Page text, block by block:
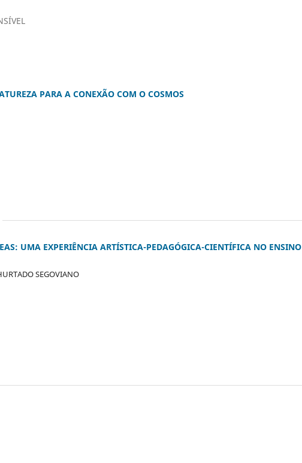
PARA A CONEXÃO COM O COSMOS
UMA EXPERIÊNCIA ARTÍSTICA-PEDAGÓGICA-CIENTÍFICA NO ENSINO
SEGOVIANO